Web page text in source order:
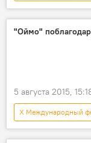
Новости
Кувейт
"Оймо"
5 августа 2015,
X Международный
Новости